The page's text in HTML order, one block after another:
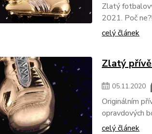
Zlatý
2021. Poč ne?!
celý článek
Zlatý
05.11.2020
Originálním
opravdových
celý článek